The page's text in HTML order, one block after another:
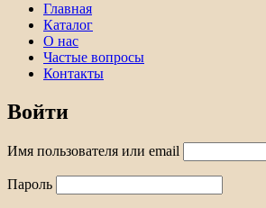
Главная
Каталог
О нас
Частые вопросы
Контакты
Войти
Имя пользователя или email
Пароль